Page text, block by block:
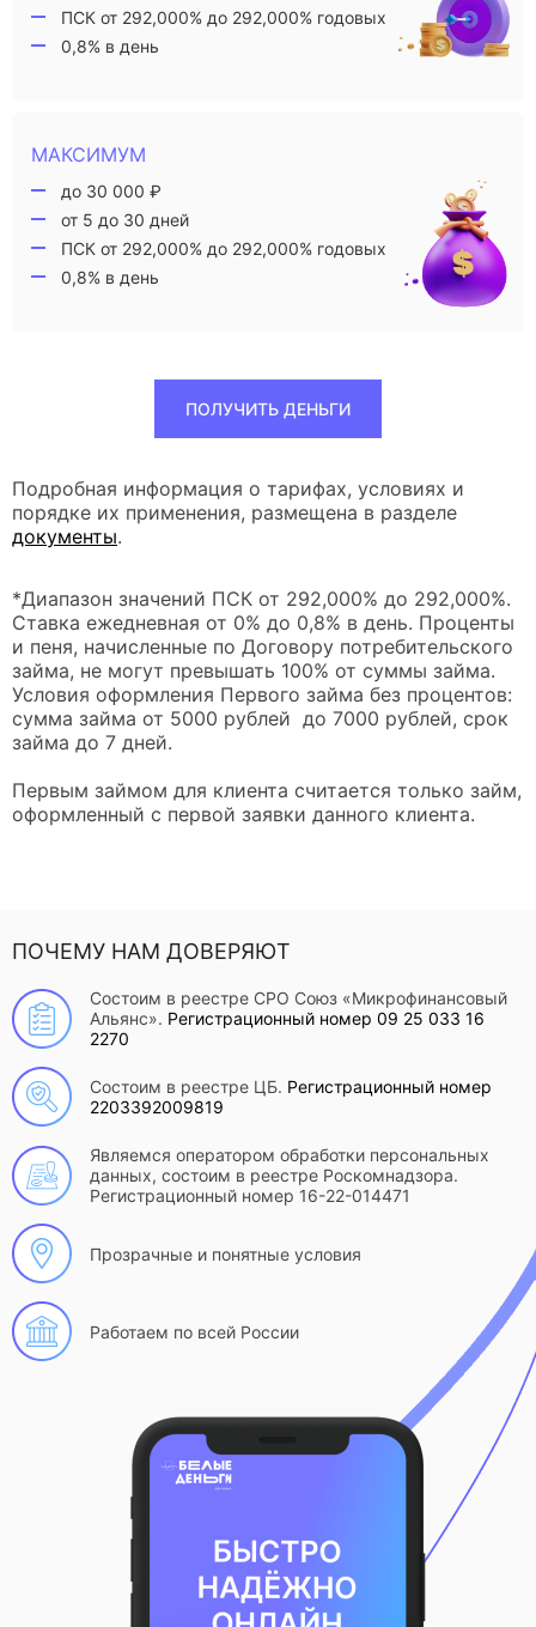
ПСК от 292,000% до 292,000% годовых
0,8% в день
МАКСИМУМ
до 30 000 ₽
от 5 до 30 дней
ПСК от 292,000% до 292,000% годовых
0,8% в день
ПОЛУЧИТЬ ДЕНЬГИ
Подробная информация о тарифах, условиях и
порядке их применения, размещена в разделе
документы.
*Диапазон значений ПСК от 292,000% до 292,000%.
Ставка ежедневная от 0% до 0,8% в день. Проценты
и пеня, начисленные по Договору потребительского
займа, не могут превышать 100% от суммы займа.
Условия оформления Первого займа без процентов:
сумма займа от 5000 рублей до 7000 рублей, срок
займа до 7 дней.
Первым займом для клиента считается только займ,
оформленный с первой заявки данного клиента.
ПОЧЕМУ НАМ ДОВЕРЯЮТ
Состоим в реестре СРО Союз «Микрофинансовый
Альянс». Регистрационный номер 09 25 033 16
2270
Состоим в реестре ЦБ. Регистрационный номер
2203392009819
Являемся оператором обработки персональных
данных, состоим в реестре Роскомнадзора.
Регистрационный номер 16-22-014471
Прозрачные и понятные условия
Работаем по всей России